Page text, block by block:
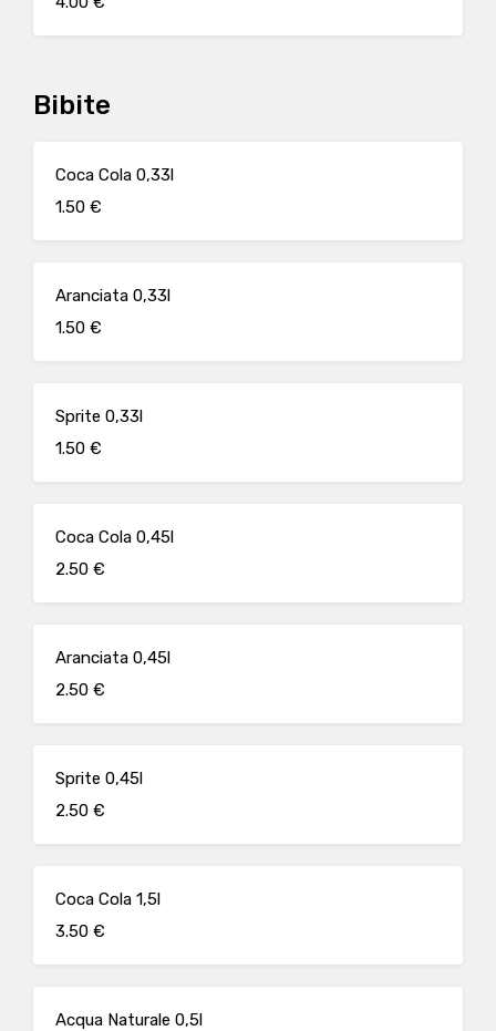
Bibite
Coca Cola 0,33l
1.50 €
Aranciata 0,33l
1.50 €
Sprite 0,33l
1.50 €
Coca Cola 0,45l
2.50 €
Aranciata 0,45l
2.50 €
Sprite 0,45l
2.50 €
Coca Cola 1,5l
3.50 €
Acqua Naturale 0,5l